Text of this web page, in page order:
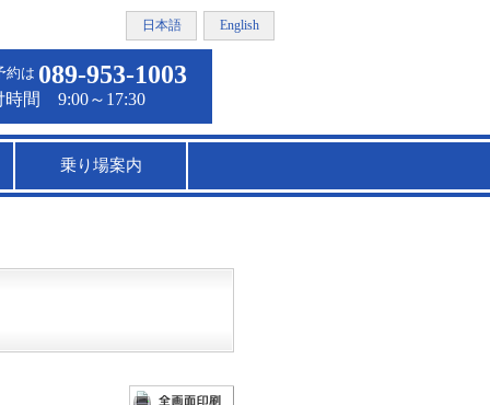
日本語 English
約は 089-953-1003
乗り場案内